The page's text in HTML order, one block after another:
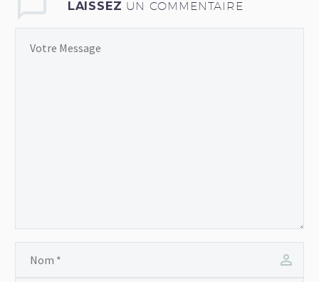
LAISSEZ UN COMMENTAIRE